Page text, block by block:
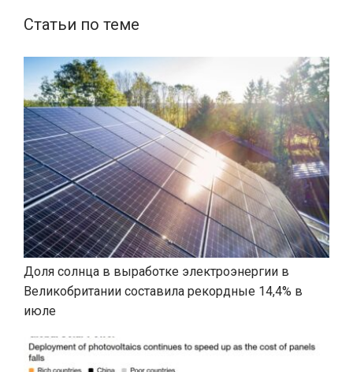
Статьи по теме
Доля солнца в выработке электроэнергии в
Великобритании составила рекордные 14,4% в
июле